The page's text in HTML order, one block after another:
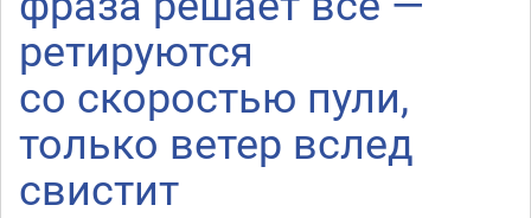
ретируются
со скоростью пули,
только ветер вслед
свистит